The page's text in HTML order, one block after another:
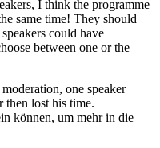
I think the programme
same time! They should
could have
between one or the
one speaker
then lost his time.
können, um mehr in die